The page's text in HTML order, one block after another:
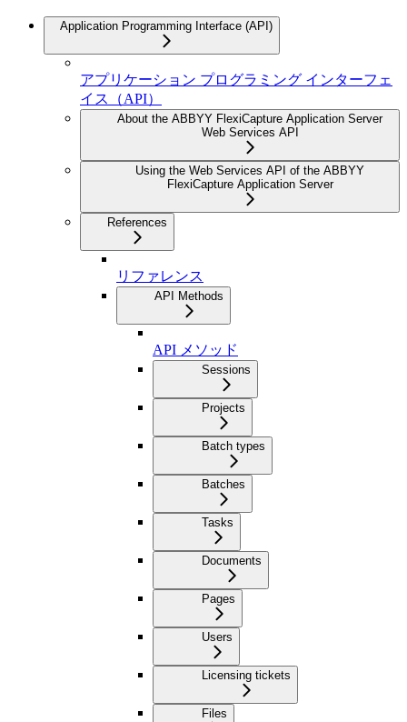
Application Programming Interface (API)
アプリケーション プログラミング インターフェ
イス（API）
About the ABBYY FlexiCapture Application Server
Web Services API
Using the Web Services API of the ABBYY
FlexiCapture Application Server
References
リファレンス
API Methods
API メソッド
Sessions
Projects
Batch types
Batches
Tasks
Documents
Pages
Users
Licensing tickets
Files